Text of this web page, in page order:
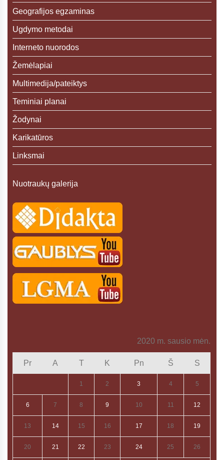
Geografijos egzaminas
Ugdymo metodai
Interneto nuorodos
Žemėlapiai
Multimedija/pateiktys
Teminiai planai
Žodynai
Karikatūros
Linksmai
Nuotraukų galerija
2020 m. sausio mėn.
Pr A T K Pn Š S
1 2 3 4 5
6 7 8 9 10 11 12
13 14 15 16 17 18 19
20 21 22 23 24 25 26